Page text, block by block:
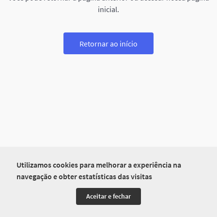
Utilizamos cookies para melhorar a experiência na
navegação e obter estatísticas das visitas
Aceitar e fechar
inicial.
Retornar ao início